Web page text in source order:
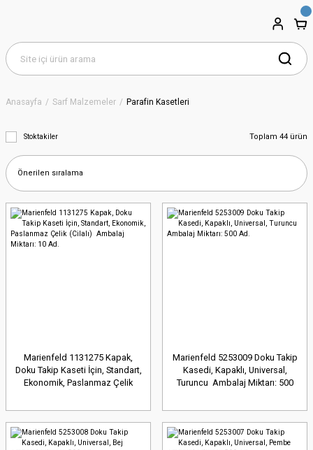
Anasayfa Sarf Malzemeler Parafin Kasetleri
Stoktakiler Toplam 44 ürün
Marienfeld 1131275 Kapak,
Doku Takip Kaseti İçin, Standart,
Ekonomik, Paslanmaz Çelik
Marienfeld 5253009 Doku Takip
Kasedi, Kapaklı, Universal,
Turuncu Ambalaj Miktarı: 500